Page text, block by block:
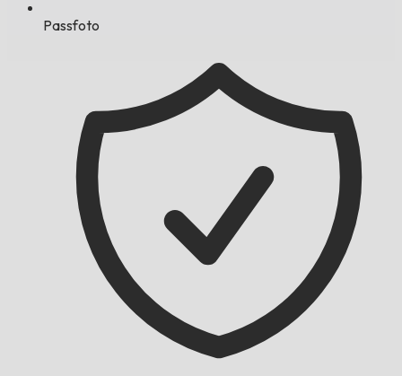
Passfoto